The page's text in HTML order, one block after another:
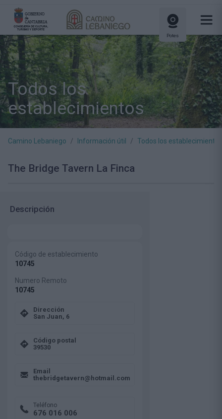
Potes
Todos los
establecimientos
Camino Lebaniego Información útil Todos los establecimientos
The Bridge Tavern La Finca
Descripción
Código de establecimiento
10745
Numero Remoto
10745
Dirección
San Juan, 6
Código postal
39530
Email
thebridgetavern@hotmail.com
Teléfono
676 016 006